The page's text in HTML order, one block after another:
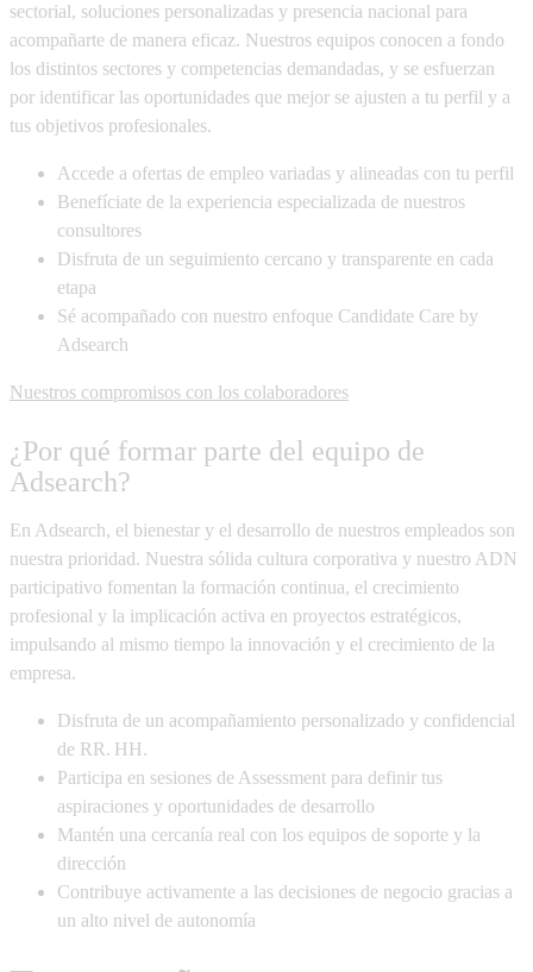
sectorial, soluciones personalizadas y presencia nacional para
acompañarte de manera eficaz. Nuestros equipos conocen a fondo
los distintos sectores y competencias demandadas, y se esfuerzan
por identificar las oportunidades que mejor se ajusten a tu perfil y a
tus objetivos profesionales.
Accede a ofertas de empleo variadas y alineadas con tu perfil
Benefíciate de la experiencia especializada de nuestros
consultores
Disfruta de un seguimiento cercano y transparente en cada
etapa
Sé acompañado con nuestro enfoque Candidate Care by
Adsearch
Nuestros compromisos con los colaboradores
¿Por qué formar parte del equipo de
Adsearch?
En Adsearch, el bienestar y el desarrollo de nuestros empleados son
nuestra prioridad. Nuestra sólida cultura corporativa y nuestro ADN
participativo fomentan la formación continua, el crecimiento
profesional y la implicación activa en proyectos estratégicos,
impulsando al mismo tiempo la innovación y el crecimiento de la
empresa.
Disfruta de un acompañamiento personalizado y confidencial
de RR. HH.
Participa en sesiones de Assessment para definir tus
aspiraciones y oportunidades de desarrollo
Mantén una cercanía real con los equipos de soporte y la
dirección
Contribuye activamente a las decisiones de negocio gracias a
un alto nivel de autonomía